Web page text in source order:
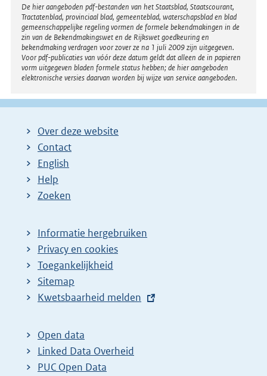
Disclaimer
De hier aangeboden pdf-bestanden van het Staatsblad, Staatscourant,
Tractatenblad, provinciaal blad, gemeenteblad, waterschapsblad en blad
gemeenschappelijke regeling vormen de formele bekendmakingen in de
zin van de Bekendmakingswet en de Rijkswet goedkeuring en
bekendmaking verdragen voor zover ze na 1 juli 2009 zijn uitgegeven.
Voor pdf-publicaties van vóór deze datum geldt dat alleen de in papieren
vorm uitgegeven bladen formele status hebben; de hier aangeboden
elektronische versies daarvan worden bij wijze van service aangeboden.
Over deze website
Contact
English
Help
Zoeken
Informatie hergebruiken
Privacy en cookies
Toegankelijkheid
Sitemap
E
t
e
r
Kwetsbaarheid melden
Open data
Linked Data Overheid
PUC Open Data